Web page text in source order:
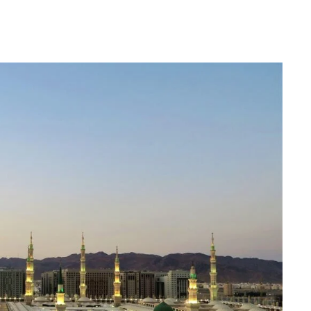
سیرت
کے